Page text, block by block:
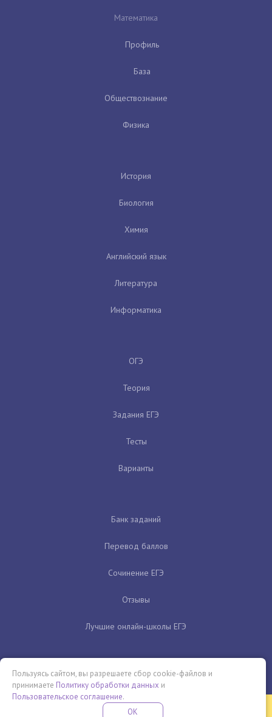
Математика
Профиль
База
Обществознание
Физика
История
Биология
Химия
Английский язык
Литература
Информатика
ОГЭ
Теория
Задания ЕГЭ
Тесты
Варианты
Банк заданий
Перевод баллов
Сочинение ЕГЭ
Отзывы
Лучшие онлайн-школы ЕГЭ
Бесплатная летняя школа
Пользуясь сайтом, вы разрешаете сбор cookie-файлов и
принимаете Политику обработки данных и
Пользовательское соглашение.
OK